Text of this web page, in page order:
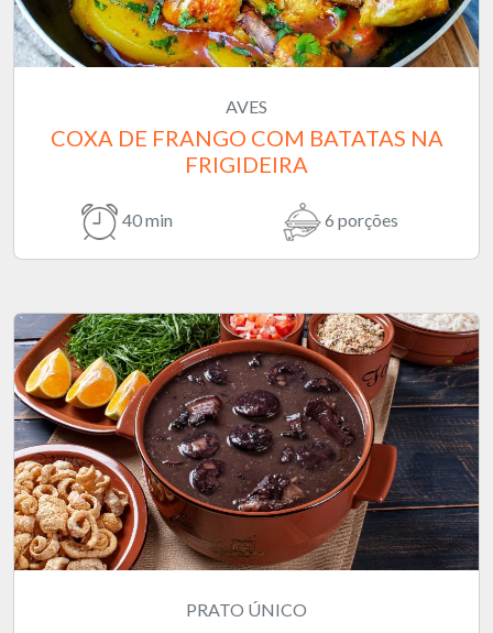
AVES
COXA DE FRANGO COM BATATAS NA
FRIGIDEIRA
40 min 6 porções
PRATO ÚNICO